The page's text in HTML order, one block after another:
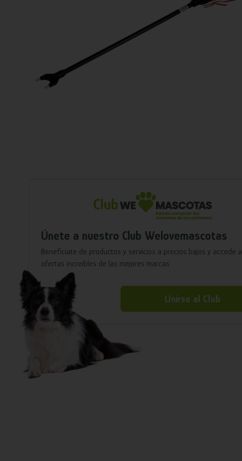
Únete a nuestro Club Welovemascotas
Benefíciate de productos y servicios a precios bajos y accede a
ofertas increíbles de las mejores marcas
Unirse al Club